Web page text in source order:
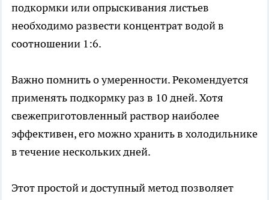
подкормки или опрыскивания листьев
необходимо развести концентрат водой в
соотношении 1:6.
Важно помнить о умеренности. Рекомендуется
применять подкормку раз в 10 дней. Хотя
свежеприготовленный раствор наиболее
эффективен, его можно хранить в холодильнике
в течение нескольких дней.
Этот простой и доступный метод позволяет